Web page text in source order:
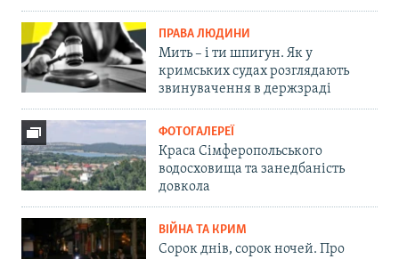
ПРАВА ЛЮДИНИ
Мить – і ти шпигун. Як у
кримських судах розглядають
звинувачення в держзраді
ФОТОГАЛЕРЕЇ
Краса Сімферопольського
водосховища та занедбаність
довкола
ВІЙНА ТА КРИМ
Сорок днів, сорок ночей. Про